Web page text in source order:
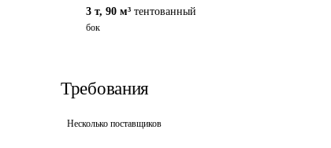
3 т, 90 м³ тентованный
бок
Требования
Несколько поставщиков